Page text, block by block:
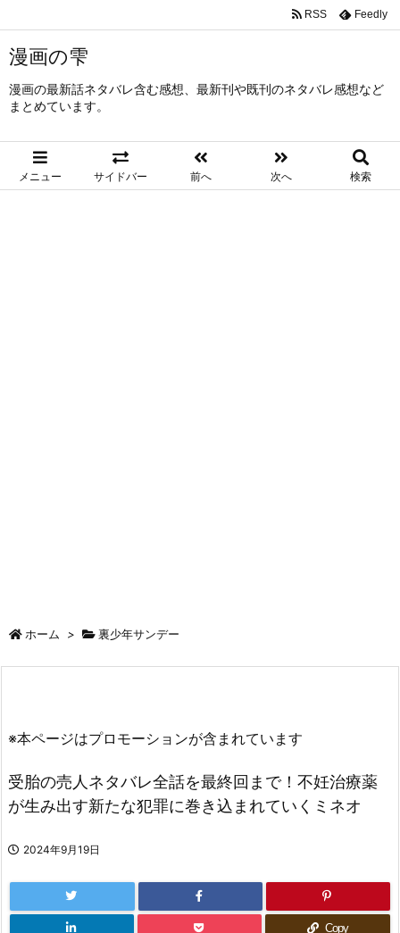
漫画の雫
漫画の最新話ネタバレ含む感想、最新刊や既刊のネタバレ感想など
まとめています。
メニュー サイドバー 前へ 次へ 検索
RSS Feedly
ホーム > 裏少年サンデー
※本ページはプロモーションが含まれています
受胎の売人ネタバレ全話を最終回まで！不妊治療薬
が生み出す新たな犯罪に巻き込まれていくミネオ
2024年9月19日
Copy